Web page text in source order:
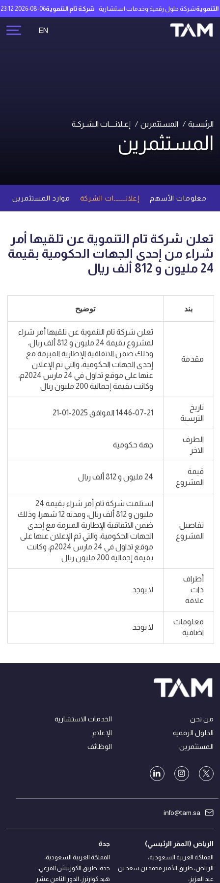
شركة حلول رقمية وخدمات استشارية شركة تام التنموية2026-08-06 22:23:12
EN
الرئيسية المستثمرين إعـلانــــات الـشـركـة
المستثمرين
معلومات الأسهم إعلانــــــات الشركة موارد المستثمرين
تعلن شركة تام التنموية عن تلقيها أمر
شراء من إحدى الجهات الحكومية بقيمة
24 مليون و 812 ألف ريال
بند توضيح
مقدمة
تعلن شركة تام التنموية عن تلقيها أمر شراء
لمشروع بقيمة 24 مليون و 812 ألف ريال،
وذلك ضمن الاتفاقية الإطارية المبرمة مع
إحدى الجهات الحكومية، والتي تم الإعلان
عنها على موقع تداول في 24 مارس 2024م،
وكانت بقيمة إجمالية 200 مليون ريال
تاريخ
الترسية
1446-07-21 الموافق 2025-01-21
الطرف
الاخر
جهة حكومية
قيمة
المشروع
24 مليون و 812 ألف ريال
تفاصيل
المشروع
استلمت شركة تام أمر شراء بقيمة 24
مليون و 812 ألف ريال، ومدته 12 شهرا، وذلك
ضمن الاتفاقية الإطارية المبرمة مع إحدى
الجهات الحكومية، والتي تم الإعلان عنها على
موقع تداول في 24 مارس 2024م، وكانت
بقيمة إجمالية 200 مليون ريال
أطراف
ذات
علاقة
لا يوجد
معلومات
اضافية
لا يوجد
من نحن
الخدمات الاستشارية
الحلول الرقمية
الإعلام
المستثمرين
الوظائف
info@tam.sa
الرياض (المقر الرئيسي)
المملكة العربية السعودية،
الرياض، طريق الأمير محمد بن سعد بن
عبد العزيز،
جدة
المملكة العربية السعودية،
جدة، طريق الكورنيش الفرعي،
هيد كوارترز، الدور الثامن عشر